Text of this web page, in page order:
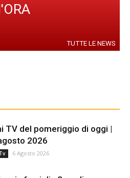
TUTTE LE NEWS
TV del pomeriggio di oggi |
2026
6 Agosto 2026